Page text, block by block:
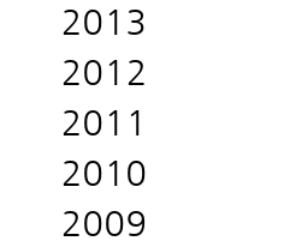
2013
2012
2011
2010
2009